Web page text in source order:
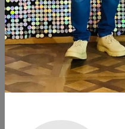
خدمة لعملائنا من
الدقة .